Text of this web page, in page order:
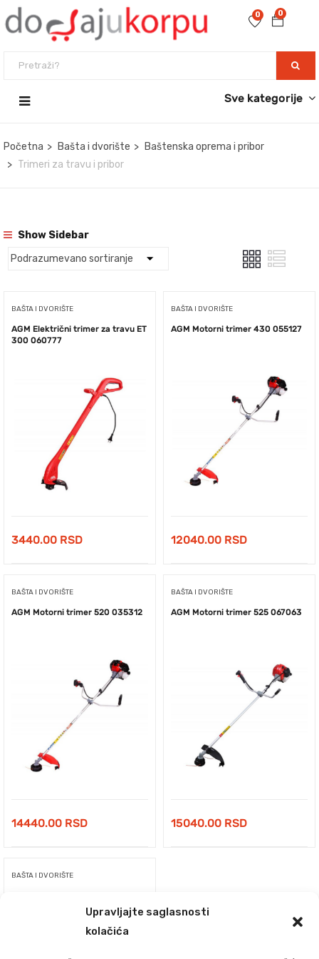
Upravljajte saglasnosti
kolačića
0
0
Sve kategorije
Početna Bašta i dvorište
Baštenska oprema i pribor
Trimeri za travu i pribor
Show Sidebar
BAŠTA I DVORIŠTE
AGM Električni trimer za travu ET
300 060777
3440.00 RSD
BAŠTA I DVORIŠTE
AGM Motorni trimer 430 055127
12040.00 RSD
BAŠTA I DVORIŠTE
AGM Motorni trimer 520 035312
14440.00 RSD
BAŠTA I DVORIŠTE
AGM Motorni trimer 525 067063
15040.00 RSD
BAŠTA I DVORIŠTE